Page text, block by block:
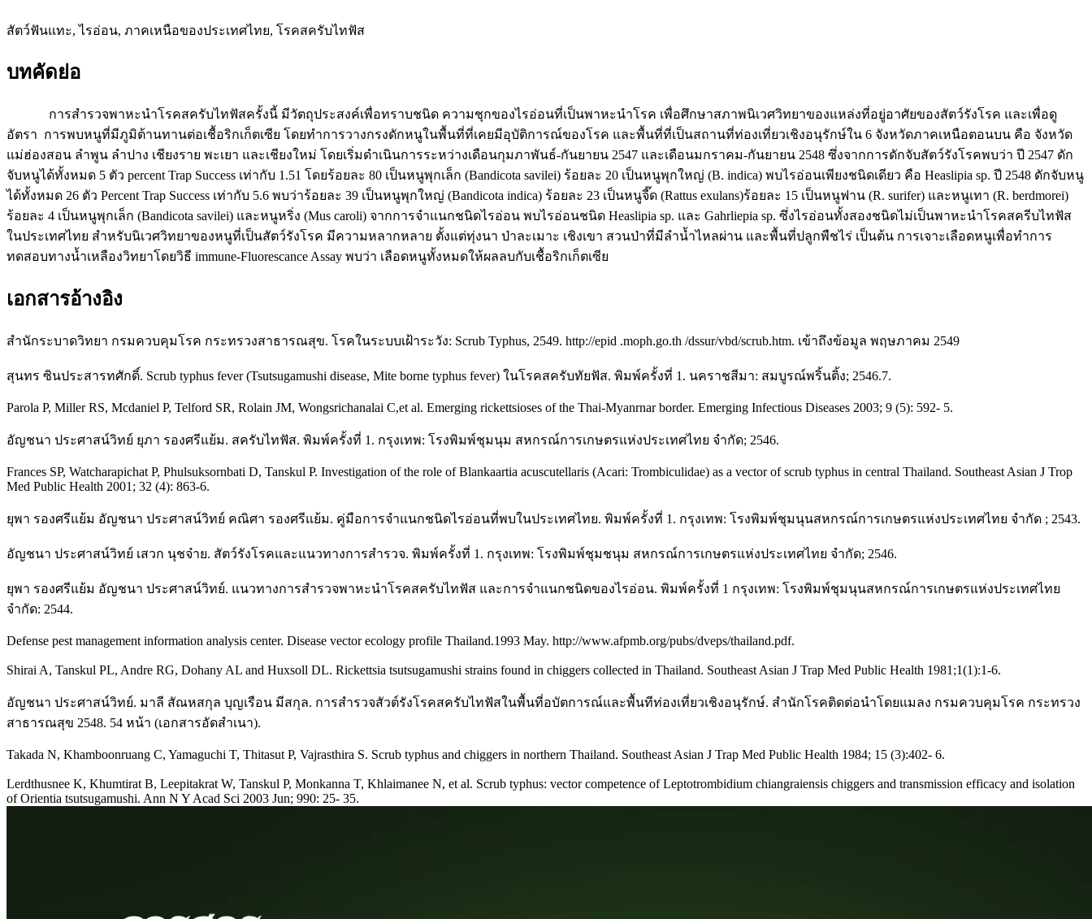
สัตว์ฟันแทะ, ไรอ่อน, ภาคเหนือของประเทศไทย, โรคสครับไทฟัส
บทคัดย่อ
การสำรวจพาหะนำโรคสครับไทฟัสครั้งนี้ มีวัตถุประสงค์เพื่อทราบชนิด ความชุกของไรอ่อนที่เป็นพาหะนำโรค เพื่อศึกษาสภาพนิเวศวิทยาของแหล่งที่อยู่อาศัยของสัตว์รังโรค และเพื่อดู
อัตรา การพบหนูที่มีภูมิต้านทานต่อเชื้อริกเก็ตเซีย โดยทำการวางกรงดักหนูในพื้นที่ที่เคยมีอุบัติการณ์ของโรค และพื้นที่ที่เป็นสถานที่ท่องเที่ยวเชิงอนุรักษ์ใน 6 จังหวัดภาคเหนือตอนบน คือ จังหวัด
แม่ฮ่องสอน ลำพูน ลำปาง เชียงราย พะเยา และเชียงใหม่ โดยเริ่มดำเนินการระหว่างเดือนกุมภาพันธ์-กันยายน 2547 และเดือนมกราคม-กันยายน 2548 ซึ่งจากการดักจับสัตว์รังโรคพบว่า ปี 2547 ดัก
จับหนูได้ทั้งหมด 5 ตัว percent Trap Success เท่ากับ 1.51 โดยร้อยละ 80 เป็นหนูพุกเล็ก (Bandicota savilei) ร้อยละ 20 เป็นหนูพุกใหญ่ (B. indica) พบไรอ่อนเพียงชนิดเดียว คือ Heaslipia sp. ปี 2548 ดักจับหนู
ได้ทั้งหมด 26 ตัว Percent Trap Success เท่ากับ 5.6 พบว่าร้อยละ 39 เป็นหนูพุกใหญ่ (Bandicota indica) ร้อยละ 23 เป็นหนูจี๊ด (Rattus exulans)ร้อยละ 15 เป็นหนูฟาน (R. surifer) และหนูเทา (R. berdmorei)
ร้อยละ 4 เป็นหนูพุกเล็ก (Bandicota savilei) และหนูหริ่ง (Mus caroli) จากการจำแนกชนิดไรอ่อน พบไรอ่อนชนิด Heaslipia sp. และ Gahrliepia sp. ซึ่งไรอ่อนทั้งสองชนิดไม่เป็นพาหะนำโรคสครีบไทฟัส
ในประเทศไทย สำหรับนิเวศวิทยาของหนูที่เป็นสัตว์รังโรค มีความหลากหลาย ตั้งแต่ทุ่งนา ป่าละเมาะ เชิงเขา สวนป่าที่มีลำน้ำไหลผ่าน และพื้นที่ปลูกพืชไร่ เป็นต้น การเจาะเลือดหนูเพื่อทำการ
ทดสอบทางน้ำเหลืองวิทยาโดยวิธี immune-Fluorescance Assay พบว่า เลือดหนูทั้งหมดให้ผลลบกับเชื้อริกเก็ตเซีย
เอกสารอ้างอิง
สำนักระบาดวิทยา กรมควบคุมโรค กระทรวงสาธารณสุข. โรคในระบบเฝ้าระวัง: Scrub Typhus, 2549. http://epid .moph.go.th /dssur/vbd/scrub.htm. เข้าถึงข้อมูล พฤษภาคม 2549
สุนทร ซินประสารทศักดิ์. Scrub typhus fever (Tsutsugamushi disease, Mite borne typhus fever) ในโรคสครับทัยฟัส. พิมพ์ครั้งที่ 1. นคราชสีมา: สมบูรณ์พริ้นติ้ง; 2546.7.
Parola P, Miller RS, Mcdaniel P, Telford SR, Rolain JM, Wongsrichanalai C,et al. Emerging rickettsioses of the Thai-Myanrnar border. Emerging Infectious Diseases 2003; 9 (5): 592- 5.
อัญชนา ประศาสน์วิทย์ ยุภา รองศรีแย้ม. สครับไทฟัส. พิมพ์ครั้งที่ 1. กรุงเทพ: โรงพิมพ์ชุมนุม สหกรณ์การเกษตรแห่งประเทศไทย จำกัด; 2546.
Frances SP, Watcharapichat P, Phulsuksornbati D, Tanskul P. Investigation of the role of Blankaartia acuscutellaris (Acari: Trombiculidae) as a vector of scrub typhus in central Thailand. Southeast Asian J Trop
Med Public Health 2001; 32 (4): 863-6.
ยุพา รองศรีแย้ม อัญชนา ประศาสน์วิทย์ คณิศา รองศรีแย้ม. คู่มือการจำแนกชนิดไรอ่อนที่พบในประเทศไทย. พิมพ์ครั้งที่ 1. กรุงเทพ: โรงพิมพ์ชุมนุนสหกรณ์การเกษตรแห่งประเทศไทย จำกัด ; 2543.
อัญชนา ประศาสน์วิทย์ เสวก นุชจ๋าย. สัตว์รังโรคและแนวทางการสำรวจ. พิมพ์ครั้งที่ 1. กรุงเทพ: โรงพิมพ์ชุมชนุม สหกรณ์การเกษตรแห่งประเทศไทย จำกัด; 2546.
ยุพา รองศรีแย้ม อัญชนา ประศาสน์วิทย์. แนวทางการสำรวจพาหะนำโรคสครับไทฟัส และการจำแนกชนิดของไรอ่อน. พิมพ์ครั้งที่ 1 กรุงเทพ: โรงพิมพ์ชุมนุนสหกรณ์การเกษตรแห่งประเทศไทย
จำกัด: 2544.
Defense pest management information analysis center. Disease vector ecology profile Thailand.1993 May. http://www.afpmb.org/pubs/dveps/thailand.pdf.
Shirai A, Tanskul PL, Andre RG, Dohany AL and Huxsoll DL. Rickettsia tsutsugamushi strains found in chiggers collected in Thailand. Southeast Asian J Trap Med Public Health 1981;1(1):1-6.
อัญชนา ประศาสน์วิทย์. มาลี สัณหสกุล บุญเรือน มีสกุล. การสำรวจสัวต์รังโรคสครับไทฟัสในพื้นที่อบัตการณ์และพื้นทีท่องเที่ยวเชิงอนุรักษ์. สำนักโรคติดต่อนำโดยแมลง กรมควบคุมโรค กระทรวง
สาธารณสุข 2548. 54 หน้า (เอกสารอัดสำเนา).
Takada N, Khamboonruang C, Yamaguchi T, Thitasut P, Vajrasthira S. Scrub typhus and chiggers in northern Thailand. Southeast Asian J Trap Med Public Health 1984; 15 (3):402- 6.
Lerdthusnee K, Khumtirat B, Leepitakrat W, Tanskul P, Monkanna T, Khlaimanee N, et al. Scrub typhus: vector competence of Leptotrombidium chiangraiensis chiggers and transmission efficacy and isolation
of Orientia tsutsugamushi. Ann N Y Acad Sci 2003 Jun; 990: 25- 35.